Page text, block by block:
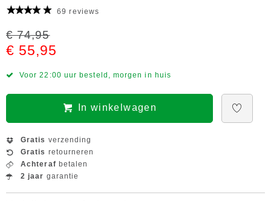
69 reviews
€ 74,95
€ 55,95
Voor 22:00 uur besteld, morgen in huis
In winkelwagen
Gratis verzending
Gratis retourneren
Achteraf betalen
2 jaar garantie